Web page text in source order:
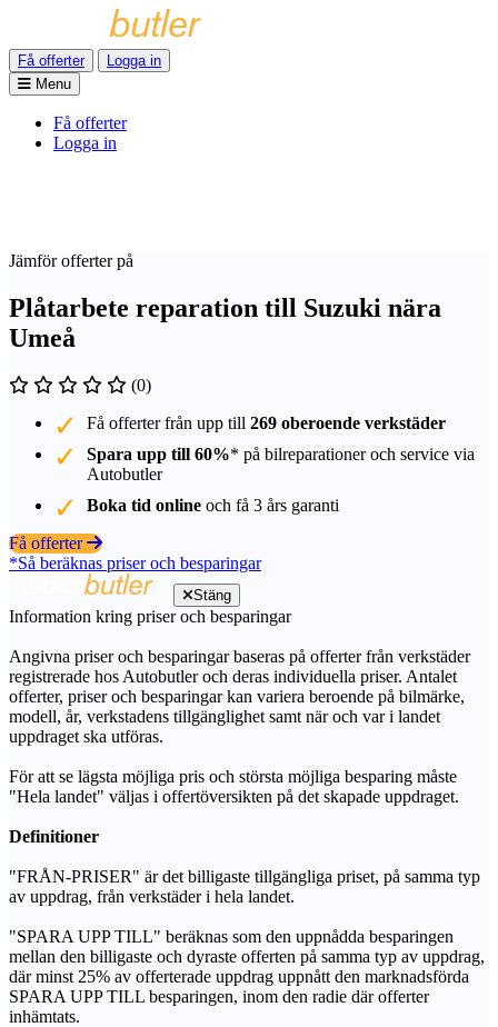
Få offerter
Logga in
Menu
Få offerter
Logga in
Jämför offerter på
Plåtarbete reparation till Suzuki nära
Umeå
(0)
Få offerter från upp till 269 oberoende verkstäder
Spara upp till 60%* på bilreparationer och service via
Autobutler
Boka tid online och få 3 års garanti
Få offerter
*Så beräknas priser och besparingar
Stäng
Information kring priser och besparingar
Angivna priser och besparingar baseras på offerter från verkstäder
registrerade hos Autobutler och deras individuella priser. Antalet
offerter, priser och besparingar kan variera beroende på bilmärke,
modell, år, verkstadens tillgänglighet samt när och var i landet
uppdraget ska utföras.
För att se lägsta möjliga pris och största möjliga besparing måste
"Hela landet" väljas i offertöversikten på det skapade uppdraget.
Definitioner
"FRÅN-PRISER" är det billigaste tillgängliga priset, på samma typ
av uppdrag, från verkstäder i hela landet.
"SPARA UPP TILL" beräknas som den uppnådda besparingen
mellan den billigaste och dyraste offerten på samma typ av uppdrag,
där minst 25% av offerterade uppdrag uppnått den marknadsförda
SPARA UPP TILL besparingen, inom den radie där offerter
inhämtats.